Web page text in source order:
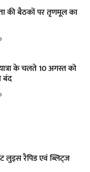
की बैठकों पर तृणमूल का
के चलते 10 अगस्त को
बंद
लुइस रैपिड एवं ब्लिट्ज